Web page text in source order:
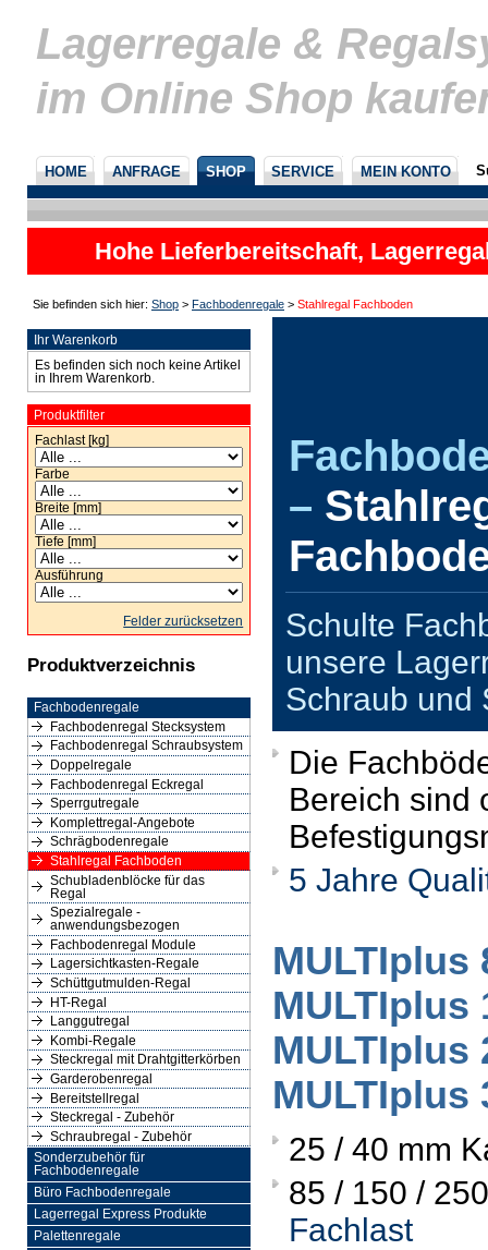
Lagerregale &
im Online Shop
HOME ANFRAGE SHOP SERVICE MEIN KONTO
Hohe Lieferbereitschaft,
Sie befinden sich hier: Shop > Fachbodenregale > Stahlregal Fachboden
Ihr Warenkorb
Es befinden sich noch keine Artikel
in Ihrem Warenkorb.
Produktfilter
Fachlast [kg]
Farbe
Breite [mm]
Tiefe [mm]
Ausführung
Felder zurücksetzen
Produktverzeichnis
Fachbodenregale
Fachbodenregal Stecksystem
Fachbodenregal Schraubsystem
Doppelregale
Fachbodenregal Eckregal
Sperrgutregale
Komplettregal-Angebote
Schrägbodenregale
Stahlregal Fachboden
Schubladenblöcke für das
Regal
Spezialregale -
anwendungsbezogen
Fachbodenregal Module
Lagersichtkasten-Regale
Schüttgutmulden-Regal
HT-Regal
Langgutregal
Kombi-Regale
Steckregal mit Drahtgitterkörben
Garderobenregal
Bereitstellregal
Steckregal - Zubehör
Schraubregal - Zubehör
Sonderzubehör für
Fachbodenregale
Büro Fachbodenregale
Lagerregal Express Produkte
Palettenregale
–
Schulte
unsere
Schraub und
Die
Bereich sind
5 Jahre
MULTIplus
MULTIplus
MULTIplus
MULTIplus
25 / 40 mm
85 / 150 /
Fachlast